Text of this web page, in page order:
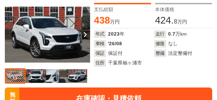
支払総額
438万円
本体価格
424.8万円
年式 2023年 走行 0.7万km
車検
'26/08 修復
なし
保証
保証付 整備
法定整備付
住所
千葉県袖ヶ浦市
無
在庫確認・見積依頼